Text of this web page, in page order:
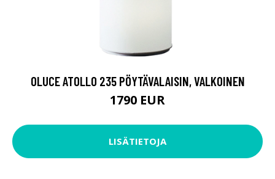
OLUCE ATOLLO 235 PÖYTÄVALAISIN, VALKOINEN
1790 EUR
LISÄTIETOJA